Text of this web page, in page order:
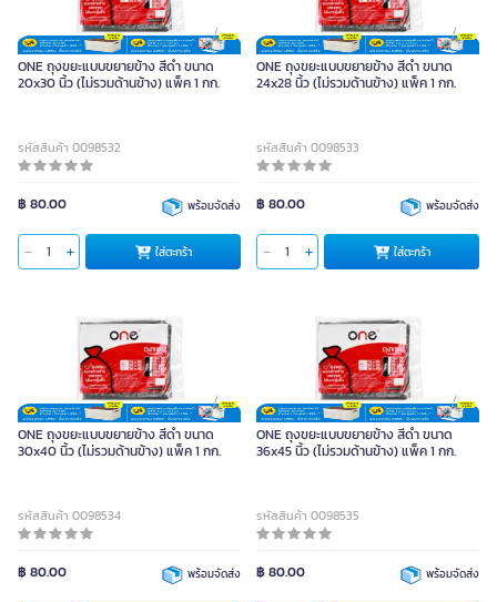
ONE ถุงขยะแบบขยายข้าง สีดำ ขนาด
20x30 นิ้ว (ไม่รวมด้านข้าง) แพ็ค 1 กก.
รหัสสินค้า 0098532
฿ 80.00 พร้อมจัดส่ง
ใส่ตะกร้า
ONE ถุงขยะแบบขยายข้าง สีดำ ขนาด
24x28 นิ้ว (ไม่รวมด้านข้าง) แพ็ค 1 กก.
รหัสสินค้า 0098533
฿ 80.00 พร้อมจัดส่ง
ใส่ตะกร้า
ONE ถุงขยะแบบขยายข้าง สีดำ ขนาด
30x40 นิ้ว (ไม่รวมด้านข้าง) แพ็ค 1 กก.
รหัสสินค้า 0098534
฿ 80.00 พร้อมจัดส่ง
ONE ถุงขยะแบบขยายข้าง สีดำ ขนาด
36x45 นิ้ว (ไม่รวมด้านข้าง) แพ็ค 1 กก.
รหัสสินค้า 0098535
฿ 80.00 พร้อมจัดส่ง